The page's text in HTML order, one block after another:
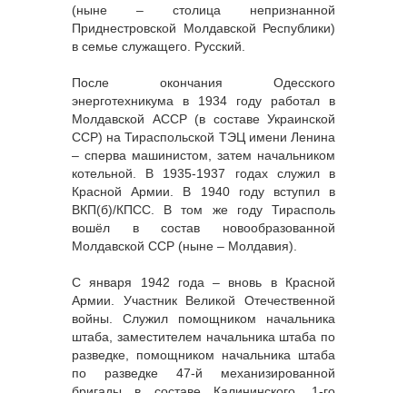
(ныне – столица непризнанной
Приднестровской Молдавской Республики)
в семье служащего. Русский.
После окончания Одесского
энерготехникума в 1934 году работал в
Молдавской АССР (в составе Украинской
ССР) на Тираспольской ТЭЦ имени Ленина
– сперва машинистом, затем начальником
котельной. В 1935-1937 годах служил в
Красной Армии. В 1940 году вступил в
ВКП(б)/КПСС. В том же году Тирасполь
вошёл в состав новообразованной
Молдавской ССР (ныне – Молдавия).
С января 1942 года – вновь в Красной
Армии. Участник Великой Отечественной
войны. Служил помощником начальника
штаба, заместителем начальника штаба по
разведке, помощником начальника штаба
по разведке 47-й механизированной